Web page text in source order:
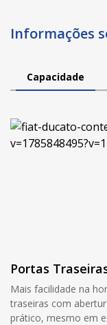
Informações
Capacidade
Portas
Mais facilidade na
traseiras com
prático, mesmo em